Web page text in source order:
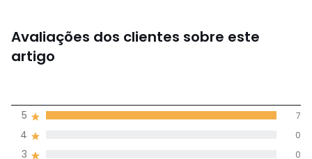
Avaliações dos clientes sobre este
artigo
5
(7)
3 0
4 0
5 7